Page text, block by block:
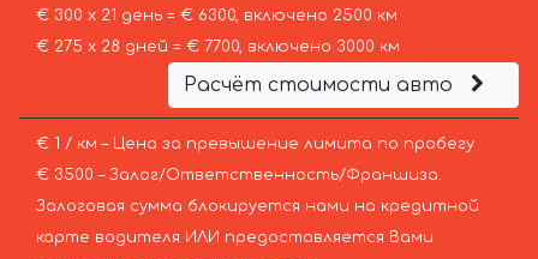
€ 300 х 21 день = € 6300, включено 2500 км
€ 275 х 28 дней = € 7700, включено 3000 км
Расчёт стоимости авто
€ 1 / км – Цена за превышение лимита по пробегу
€ 3500 – Залог/Ответственность/Франшиза.
Залоговая сумма блокируется нами на кредитной
карте водителя ИЛИ предоставляется Вами